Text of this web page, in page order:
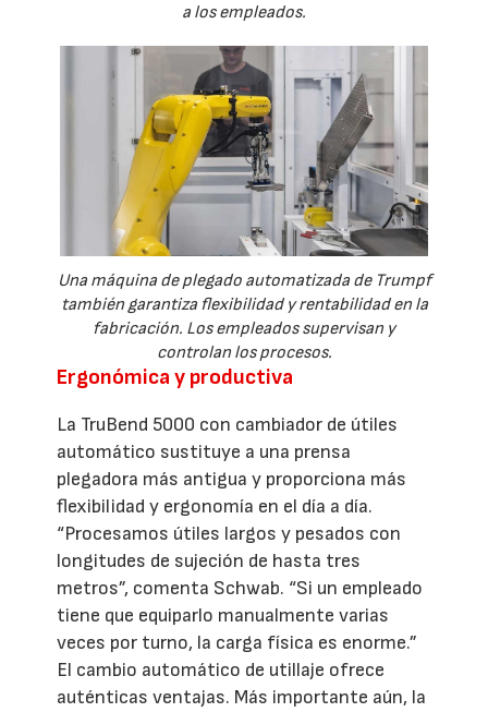
a los empleados.
Una máquina de plegado automatizada de Trumpf
también garantiza flexibilidad y rentabilidad en la
fabricación. Los empleados supervisan y
controlan los procesos.
Ergonómica y productiva
La TruBend 5000 con cambiador de útiles
automático sustituye a una prensa
plegadora más antigua y proporciona más
flexibilidad y ergonomía en el día a día.
“Procesamos útiles largos y pesados con
longitudes de sujeción de hasta tres
metros”, comenta Schwab. “Si un empleado
tiene que equiparlo manualmente varias
veces por turno, la carga física es enorme.”
El cambio automático de utillaje ofrece
auténticas ventajas. Más importante aún, la